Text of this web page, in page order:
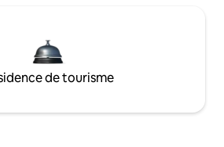
de tourisme